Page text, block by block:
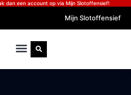
dan een account op via Mijn Slotoffensief!
Mijn Slotoffensief